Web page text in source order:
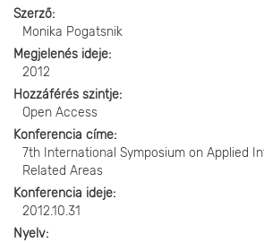
Szerző
Monika Pogatsnik
Megjelenés ideje
2012
Hozzáférés szintje
Open Access
Konferencia címe
7th International Symposium on Applied
Related Areas
Konferencia ideje
2012.10.31
Nyelv